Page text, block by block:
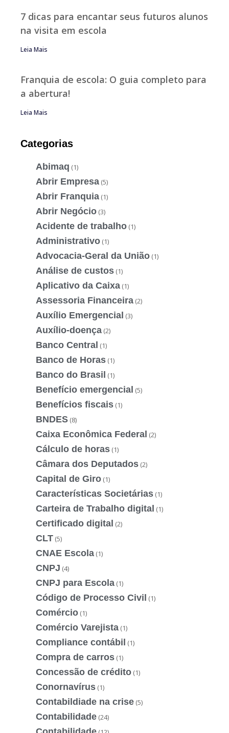
7 dicas para encantar seus futuros alunos
na visita em escola
Leia Mais
Franquia de escola: O guia completo para
a abertura!
Leia Mais
Categorias
Abimaq (1)
Abrir Empresa (5)
Abrir Franquia (1)
Abrir Negócio (3)
Acidente de trabalho (1)
Administrativo (1)
Advocacia-Geral da União (1)
Análise de custos (1)
Aplicativo da Caixa (1)
Assessoria Financeira (2)
Auxílio Emergencial (3)
Auxílio-doença (2)
Banco Central (1)
Banco de Horas (1)
Banco do Brasil (1)
Benefício emergencial (5)
Benefícios fiscais (1)
BNDES (8)
Caixa Econômica Federal (2)
Cálculo de horas (1)
Câmara dos Deputados (2)
Capital de Giro (1)
Características Societárias (1)
Carteira de Trabalho digital (1)
Certificado digital (2)
CLT (5)
CNAE Escola (1)
CNPJ (4)
CNPJ para Escola (1)
Código de Processo Civil (1)
Comércio (1)
Comércio Varejista (1)
Compliance contábil (1)
Compra de carros (1)
Concessão de crédito (1)
Conornavírus (1)
Contabildiade na crise (5)
Contabilidade (24)